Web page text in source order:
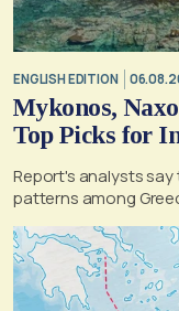
ENGLISH EDITION
Mykonos,
Top Picks for
Report's analysts
patterns among